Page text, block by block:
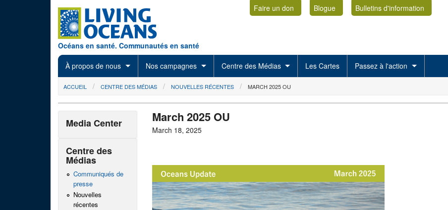
Océans en santé. Communautés en santé
Faire un don Blogue
Bulletins d'information
À propos de nous Nos campagnes Centre des Médias Les Cartes Passez à l'action
You are here
ACCUEIL CENTRE DES MÉDIAS NOUVELLES RÉCENTES MARCH 2025 OU
March 2025 OU
March 18, 2025
Media Center
Centre des
Médias
Communiqués de
presse
Nouvelles
récentes